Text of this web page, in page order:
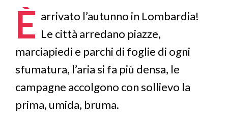
pane
È arrivato l’autunno in Lombardia!
Le città arredano piazze,
marciapiedi e parchi di foglie di ogni
sfumatura, l’aria si fa più densa, le
campagne accolgono con sollievo la
prima, umida, bruma.